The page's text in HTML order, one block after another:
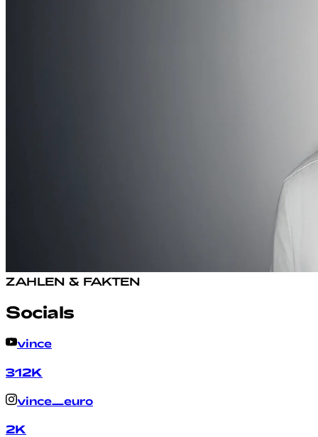
ZAHLEN & FAKTEN
Socials
vince
312K
vince_euro
2K